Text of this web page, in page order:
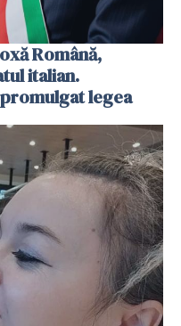
Română,
italian.
legea